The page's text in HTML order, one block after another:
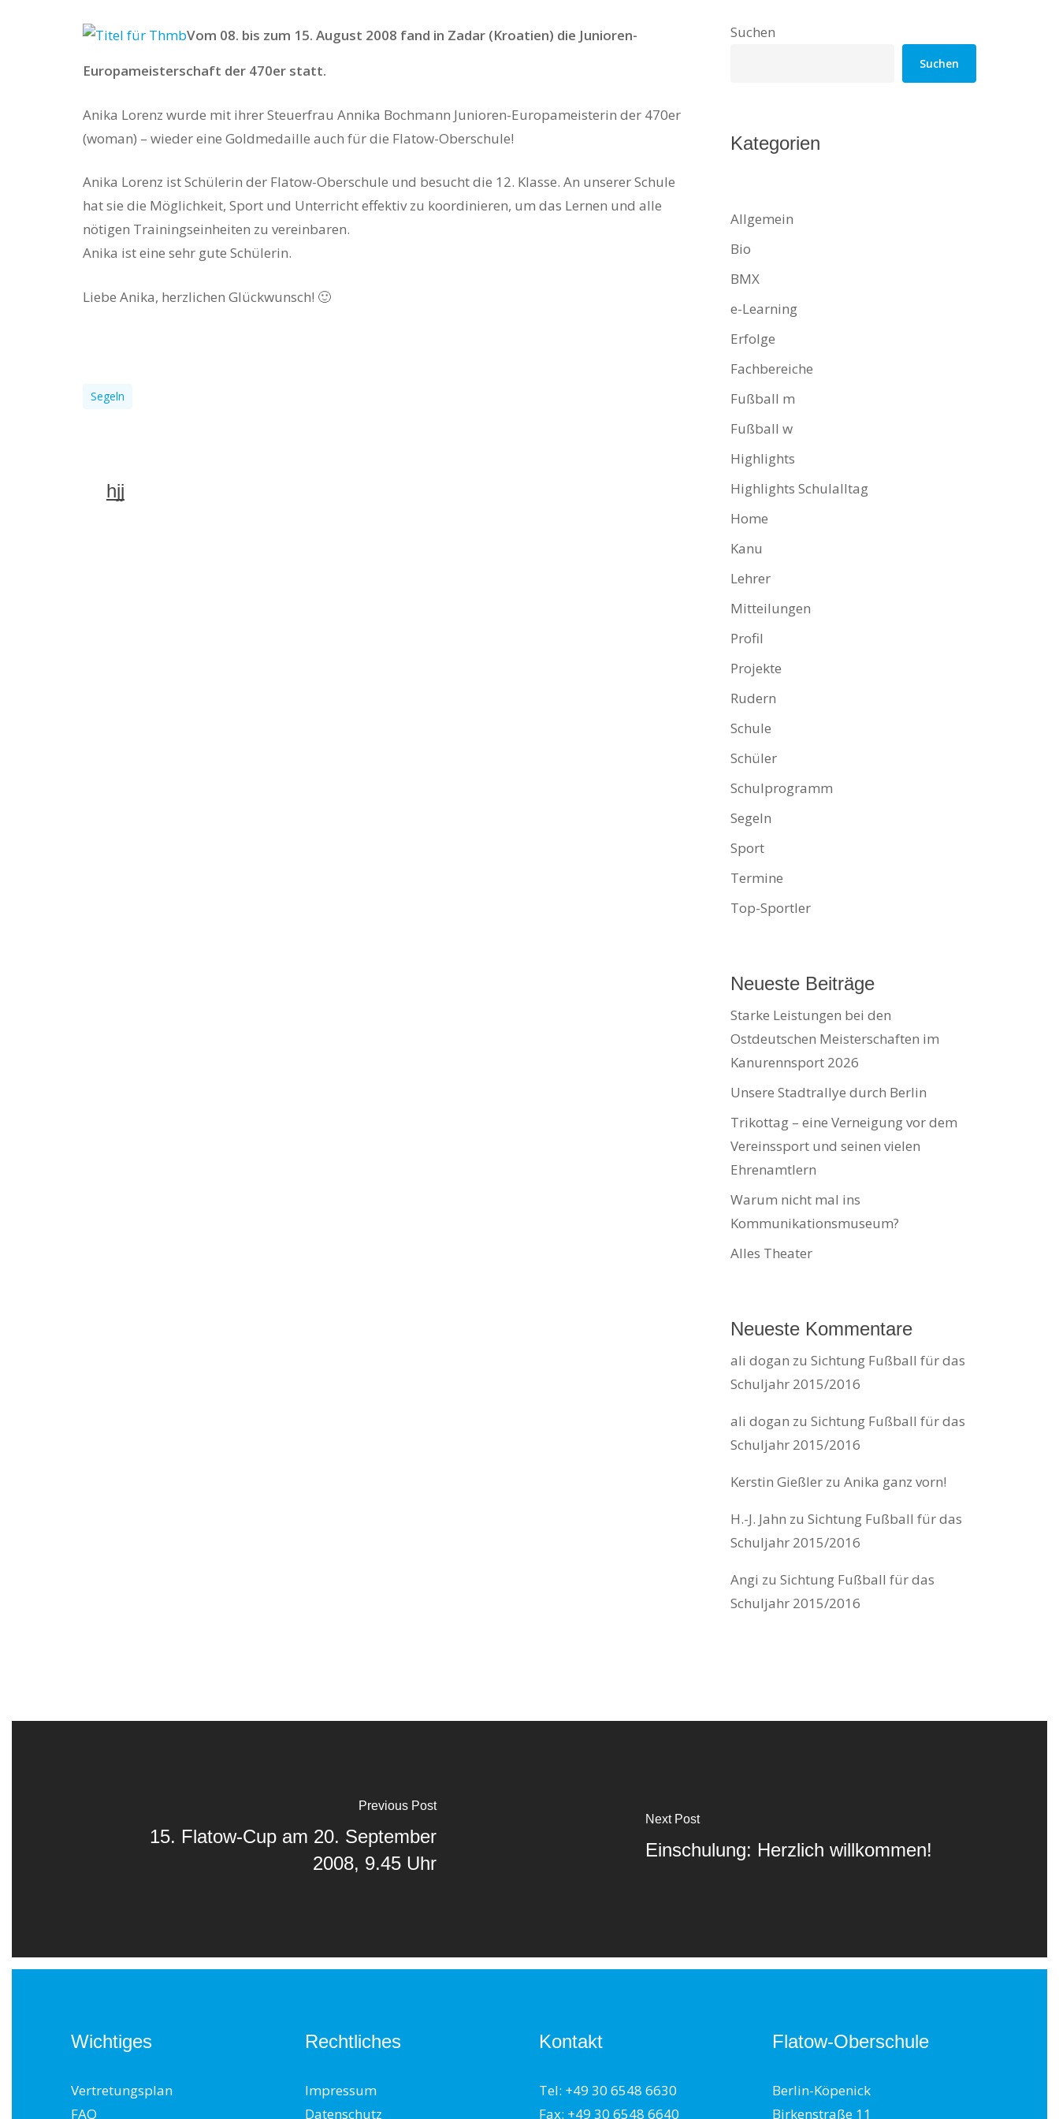
Vom 08. bis zum 15. August 2008 fand in Zadar (Kroatien) die Junioren-
Europameisterschaft der 470er statt.
Anika Lorenz wurde mit ihrer Steuerfrau Annika Bochmann Junioren-Europameisterin der 470er
(woman) – wieder eine Goldmedaille auch für die Flatow-Oberschule!
Anika Lorenz ist Schülerin der Flatow-Oberschule und besucht die 12. Klasse. An unserer Schule
hat sie die Möglichkeit, Sport und Unterricht effektiv zu koordinieren, um das Lernen und alle
nötigen Trainingseinheiten zu vereinbaren.
Anika ist eine sehr gute Schülerin.
Liebe Anika, herzlichen Glückwunsch! 🙂
Segeln
hjj
Suchen
Suchen
Kategorien
Allgemein
Bio
BMX
e-Learning
Erfolge
Fachbereiche
Fußball m
Fußball w
Highlights
Highlights Schulalltag
Home
Kanu
Lehrer
Mitteilungen
Profil
Projekte
Rudern
Schule
Schüler
Schulprogramm
Segeln
Sport
Termine
Top-Sportler
Neueste Beiträge
Starke Leistungen bei den
Ostdeutschen Meisterschaften im
Kanurennsport 2026
Unsere Stadtrallye durch Berlin
Trikottag – eine Verneigung vor dem
Vereinssport und seinen vielen
Ehrenamtlern
Warum nicht mal ins
Kommunikationsmuseum?
Alles Theater
Neueste Kommentare
ali dogan zuSichtung Fußball für das
Schuljahr 2015/2016
ali dogan zuSichtung Fußball für das
Schuljahr 2015/2016
Kerstin Gießler zuAnika ganz vorn!
H.-J. Jahn zuSichtung Fußball für das
Schuljahr 2015/2016
Angi zuSichtung Fußball für das
Schuljahr 2015/2016
Previous Post
15. Flatow-Cup am 20. September
2008, 9.45 Uhr
Next Post
Einschulung: Herzlich willkommen!
Wichtiges
Vertretungsplan
FAQ
Rechtliches
Impressum
Datenschutz
Kontakt
Tel: +49 30 6548 6630
Fax: +49 30 6548 6640
Flatow-Oberschule
Berlin-Köpenick
Birkenstraße 11